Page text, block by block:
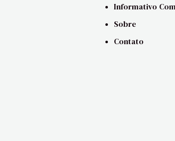
Informativo
Sobre
Contato